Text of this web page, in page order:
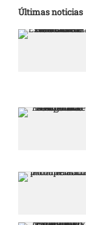
Últimas noticias